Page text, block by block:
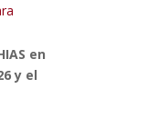
en
y el